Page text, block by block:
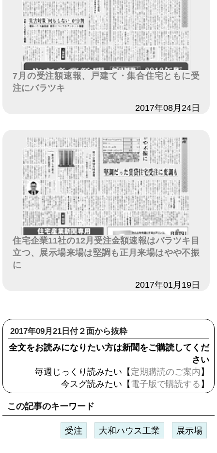
7月の受注額速報、戸建て・集合住宅ともに受
注にバラツキ
2017年08月24日
住宅企業11社の12月受注金額速報はバラツキ目
立つ、展示場来場は堅調も正月来場はやや不振
に
2017年01月19日
2017年09月21日付２面から抜粋
全文をお読みになりたい方は新聞をご購読してくだ
さい
毎週じっくり読みたい【 定期購読のご案内 】
今スグ読みたい【 電子版で購読する 】
この記事のキーワード
受注 大和ハウス工業 展示場